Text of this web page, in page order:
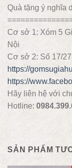
Quà tặng ý nghĩa
Cơ sở 1: Xóm 5
Nội
Cơ sở 2: Số 17/
https://
https://
Hãy liên hệ với
Hotline:
SẢN PHẨM